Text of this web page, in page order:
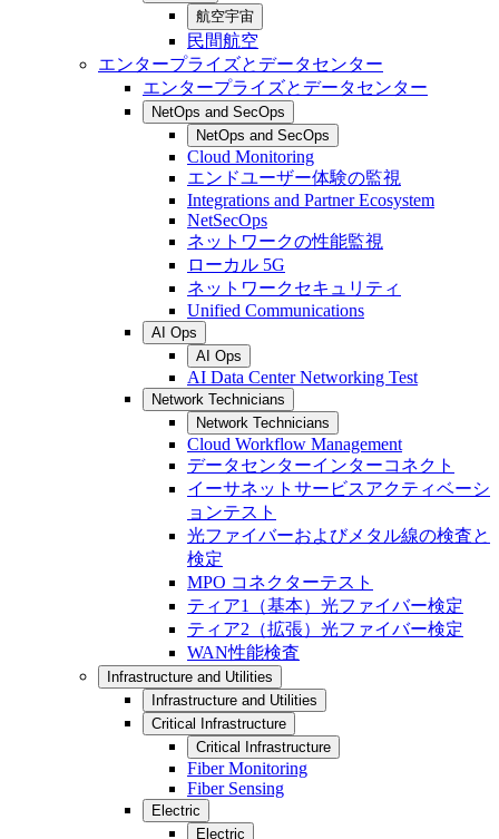
航空宇宙
民間航空
エンタープライズとデータセンター
エンタープライズとデータセンター
NetOps and SecOps
NetOps and SecOps
Cloud Monitoring
エンドユーザー体験の監視
Integrations and Partner Ecosystem
NetSecOps
ネットワークの性能監視
ローカル 5G
ネットワークセキュリティ
Unified Communications
AI Ops
AI Ops
AI Data Center Networking Test
Network Technicians
Network Technicians
Cloud Workflow Management
データセンターインターコネクト
イーサネットサービスアクティベーシ
ョンテスト
光ファイバーおよびメタル線の検査と
検定
MPO コネクターテスト
ティア1（基本）光ファイバー検定
ティア2（拡張）光ファイバー検定
WAN性能検査
Infrastructure and Utilities
Infrastructure and Utilities
Critical Infrastructure
Critical Infrastructure
Fiber Monitoring
Fiber Sensing
Electric
Electric